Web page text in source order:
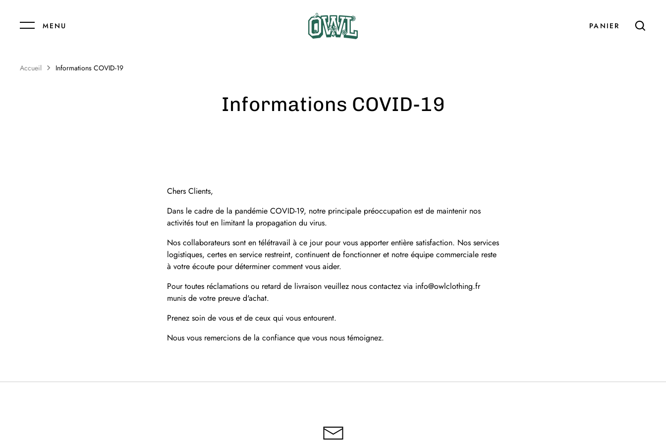
contenu
NOS ENGAGEMENTS
ARCHIVES
MENU PANIER
Accueil Informations COVID-19
Informations COVID-19
Chers Clients,
Dans le cadre de la pandémie COVID-19, notre principale préoccupation est de maintenir nos
activités tout en limitant la propagation du virus.
Nos collaborateurs sont en télétravail à ce jour pour vous apporter entière satisfaction. Nos services
logistiques, certes en service restreint, continuent de fonctionner et notre équipe commerciale reste
à votre écoute pour déterminer comment vous aider.
Pour toutes réclamations ou retard de livraison veuillez nous contactez via info@owlclothing.fr
munis de votre preuve d'achat.
Prenez soin de vous et de ceux qui vous entourent.
Nous vous remercions de la confiance que vous nous témoignez.